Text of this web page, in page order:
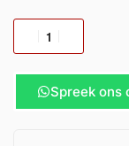
Spreek ons